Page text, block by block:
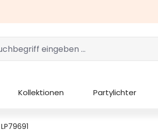
Kollektionen Partylichter